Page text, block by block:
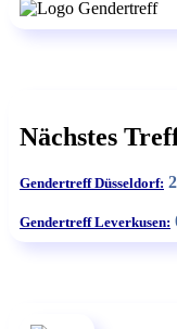
Nächstes
Gendertreff Düsseldorf:
Gendertreff Leverkusen: